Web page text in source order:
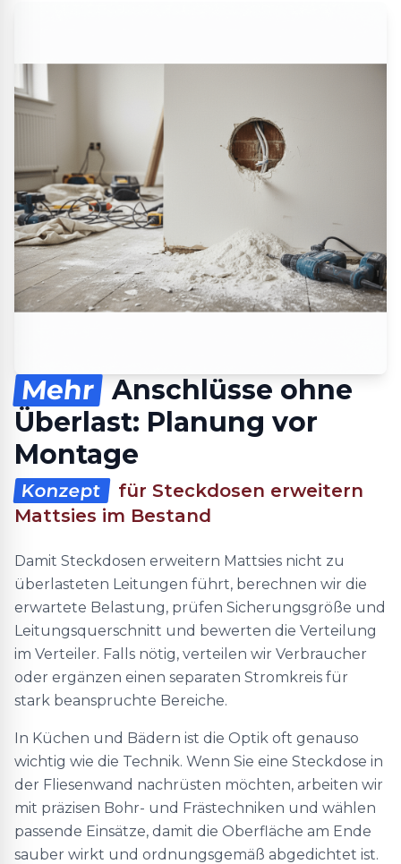
Mehr Anschlüsse ohne
Überlast: Planung vor
Montage
Konzept
für Steckdosen erweitern
Mattsies im Bestand
Damit Steckdosen erweitern Mattsies nicht zu
überlasteten Leitungen führt, berechnen wir die
erwartete Belastung, prüfen Sicherungsgröße und
Leitungsquerschnitt und bewerten die Verteilung
im Verteiler. Falls nötig, verteilen wir Verbraucher
oder ergänzen einen separaten Stromkreis für
stark beanspruchte Bereiche.
In Küchen und Bädern ist die Optik oft genauso
wichtig wie die Technik. Wenn Sie eine Steckdose in
der Fliesenwand nachrüsten möchten, arbeiten wir
mit präzisen Bohr- und Frästechniken und wählen
passende Einsätze, damit die Oberfläche am Ende
sauber wirkt und ordnungsgemäß abgedichtet ist.